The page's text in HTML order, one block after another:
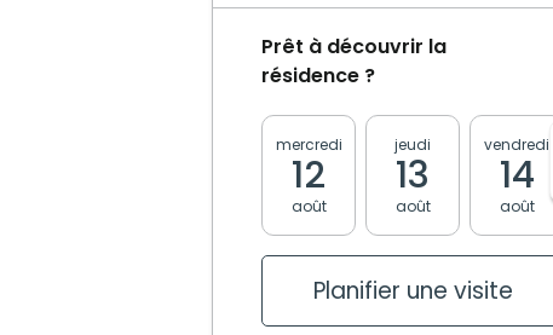
Prêt à découvrir la
résidence ?
mercredi
12
août
jeudi
13
août
vendredi
14
août
Planifier une visite